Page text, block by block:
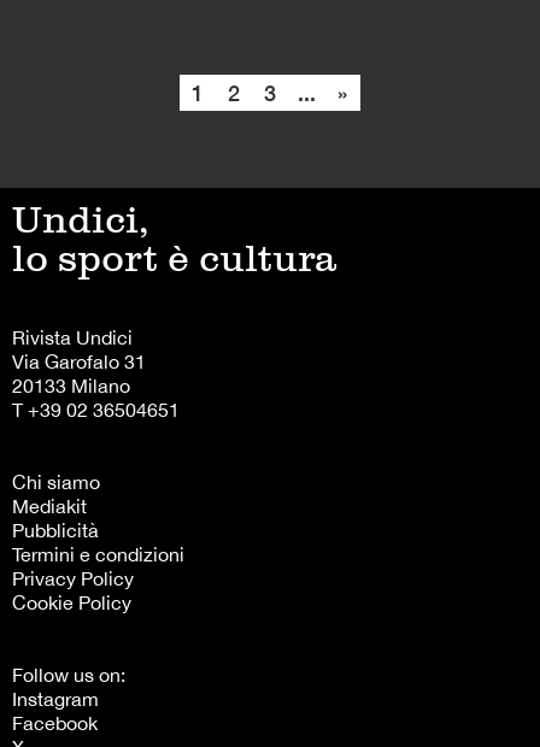
1 2 3 ... »
Undici,
lo sport è cultura
Rivista Undici
Via Garofalo 31
20133 Milano
T +39 02 36504651
Chi siamo
Mediakit
Pubblicità
Termini e condizioni
Privacy Policy
Cookie Policy
Follow us on:
Instagram
Facebook